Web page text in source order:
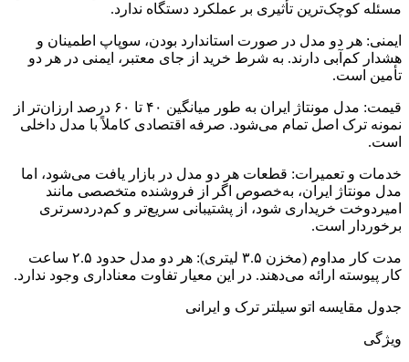
مسئله کوچک‌ترین تأثیری بر عملکرد دستگاه ندارد.
ایمنی: هر دو مدل در صورت استاندارد بودن، سوپاپ اطمینان و
هشدار کم‌آبی دارند. به شرط خرید از جای معتبر، ایمنی در هر دو
تأمین است.
قیمت: مدل مونتاژ ایران به طور میانگین ۴۰ تا ۶۰ درصد ارزان‌تر از
نمونه ترک اصل تمام می‌شود. صرفه اقتصادی کاملاً با مدل داخلی
است.
خدمات و تعمیرات: قطعات هر دو مدل در بازار یافت می‌شود، اما
مدل مونتاژ ایران، به‌خصوص اگر از فروشنده متخصصی مانند
امیردوخت خریداری شود، از پشتیبانی سریع‌تر و کم‌دردسرتری
برخوردار است.
مدت کار مداوم (مخزن ۳.۵ لیتری): هر دو مدل حدود ۲.۵ ساعت
کار پیوسته ارائه می‌دهند. در این معیار تفاوت معناداری وجود ندارد.
جدول مقایسه اتو سیلتر ترک و ایرانی
ویژگی